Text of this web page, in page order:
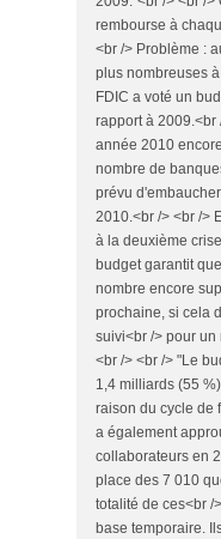
rembourse à
<br /> Problème :
plus nombreuses
FDIC a voté un
rapport à 2009.<br
année 2010
nombre de
prévu
2010.<br /> <br />
à la deuxième
budget garantit
nombre encore
prochaine, si cela
suivi<br /> pour
<br /> <br /> "Le
1,4 milliards (55
raison du cycle de
a également
collaborateurs en
place des 7 010
totalité de ces<br /
base temporaire.